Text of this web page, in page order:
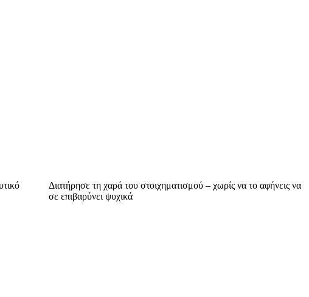
Διατήρησε τη χαρά του στοιχηματισμού – χωρίς να το αφήνεις να
σε επιβαρύνει ψυχικά